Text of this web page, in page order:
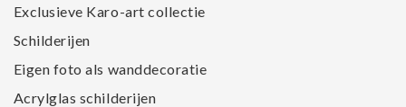
Exclusieve Karo-art collectie
Schilderijen
Eigen foto als wanddecoratie
Acrylglas schilderijen